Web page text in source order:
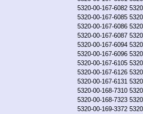
5320-00-167-6082
5320-00-167-6085
5320-00-167-6086
5320-00-167-6087
5320-00-167-6094
5320-00-167-6096
5320-00-167-6105
5320-00-167-6126
5320-00-167-6131
5320-00-168-7310
5320-00-168-7323
5320-00-169-3372